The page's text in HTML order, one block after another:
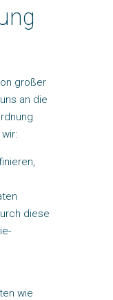
großer
an die
diese
wie